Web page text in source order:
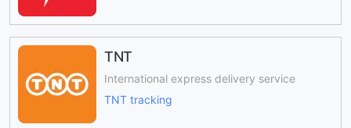
TNT
International express delivery service
TNT tracking